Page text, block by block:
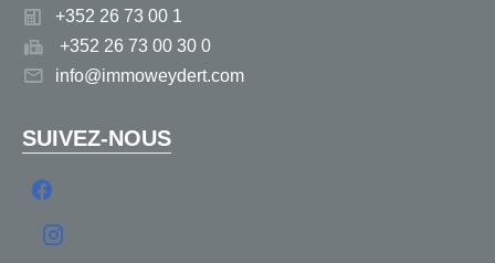
+352 26 73 00 1
+352 26 73 00 30 0
info@immoweydert.com
SUIVEZ-NOUS